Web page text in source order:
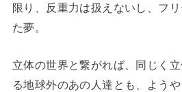
限り、反重力は扱えないし、フ
た夢。
立体の世界と繋がれば、同じく
る地球外のあの人達とも、よう